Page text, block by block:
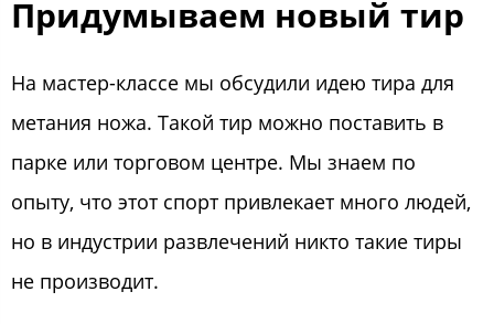
Придумываем новый тир
На мастер-классе мы обсудили идею тира для
метания ножа. Такой тир можно поставить в
парке или торговом центре. Мы знаем по
опыту, что этот спорт привлекает много людей,
но в индустрии развлечений никто такие тиры
не производит.